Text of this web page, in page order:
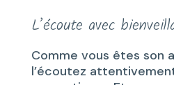
L’écoute avec
Comme vous êtes son
l’écoutez